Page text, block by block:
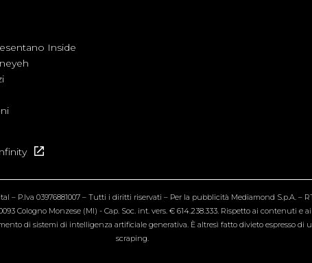
Inside
– P.Iva 03976881007 – Tutti i diritti riservati – Per la pubblicità Mediamond S.p.A. –
Cologno Monzese (MI) - Cap. Soc. int. vers. € 614.238.333. Rispetto ai contenuti e
di sistemi di intelligenza artificiale generativa. È altresì fatto divieto espresso di
scraping.